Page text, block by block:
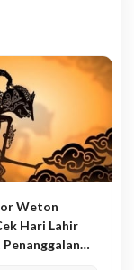
Weton
Hari Lahir